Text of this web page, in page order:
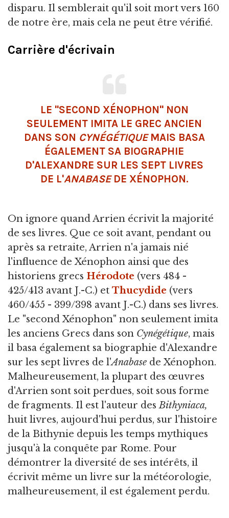
disparu. Il semblerait qu'il soit mort vers 160
de notre ère, mais cela ne peut être vérifié.
Carrière d'écrivain
LE "SECOND XÉNOPHON" NON
SEULEMENT IMITA LE GREC ANCIEN
DANS SON CYNÉGÉTIQUEMAIS BASA
ÉGALEMENT SA BIOGRAPHIE
D'ALEXANDRE SUR LES SEPT LIVRES
DE L'ANABASEDE XÉNOPHON.
On ignore quand Arrien écrivit la majorité
de ses livres. Que ce soit avant, pendant ou
après sa retraite, Arrien n'a jamais nié
l'influence de Xénophon ainsi que des
historiens grecs Hérodote (vers 484 -
425/413 avant J.-C.) et Thucydide (vers
460/455 - 399/398 avant J.-C.) dans ses livres.
Le "second Xénophon" non seulement imita
les anciens Grecs dans son Cynégétique, mais
il basa également sa biographie d'Alexandre
sur les sept livres de l'Anabase de Xénophon.
Malheureusement, la plupart des œuvres
d'Arrien sont soit perdues, soit sous forme
de fragments. Il est l'auteur des Bithyniaca,
huit livres, aujourd'hui perdus, sur l'histoire
de la Bithynie depuis les temps mythiques
jusqu'à la conquête par Rome. Pour
démontrer la diversité de ses intérêts, il
écrivit même un livre sur la météorologie,
malheureusement, il est également perdu.